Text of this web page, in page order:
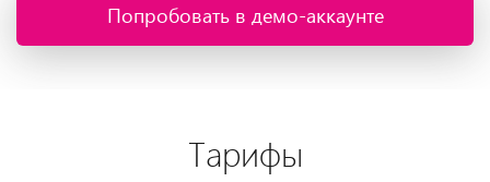
Попробовать в демо-аккаунте
Тарифы